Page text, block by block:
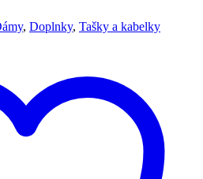
, Doplnky, Tašky a kabelky